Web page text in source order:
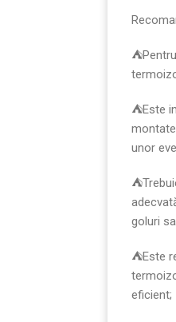
⛺️Este
unor
goluri
⛺️Este
eficient;